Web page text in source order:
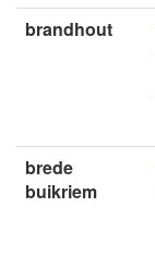
brandhout
brede
buikriem